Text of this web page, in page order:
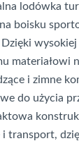
lodówka
boisku
materiałowi
i zimne
do użycia
i transport,